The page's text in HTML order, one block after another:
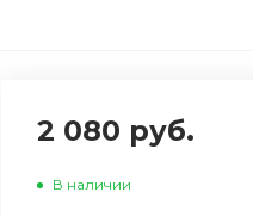
2 080 руб.
В наличии